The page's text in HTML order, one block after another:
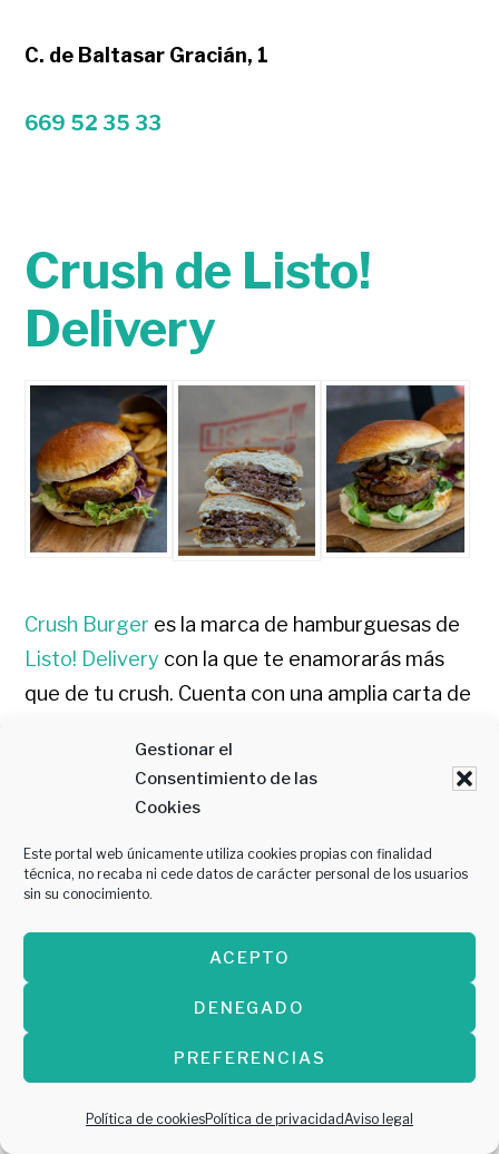
Gestionar el
Consentimiento de las
Cookies
Este portal web únicamente utiliza cookies propias con finalidad
técnica, no recaba ni cede datos de carácter personal de los usuarios
sin su conocimiento.
ACEPTO
DENEGADO
PREFERENCIAS
Política de cookiesPolítica de privacidadAviso legal
C. de Baltasar Gracián, 1
669 52 35 33
Crush de Listo!
Delivery
Crush Burger es la marca de hamburguesas de
Listo! Delivery con la que te enamorarás más
que de tu crush. Cuenta con una amplia carta de
originales entre las que destacan su Smash, con
doble burger smash de La Finca en pan brioche
Crush; o su Canard, una hamburguesa de 140 g
de La Finca en pan brioche, seta portobello
salteada, mousse de foie, jamón de pato,
cebolla caramelizada, canónigos y salsa de
mostaza y miel. Se puede pedir en formato
away
directamente en el kiosko de su
establecimiento o
delivery con Glovo.